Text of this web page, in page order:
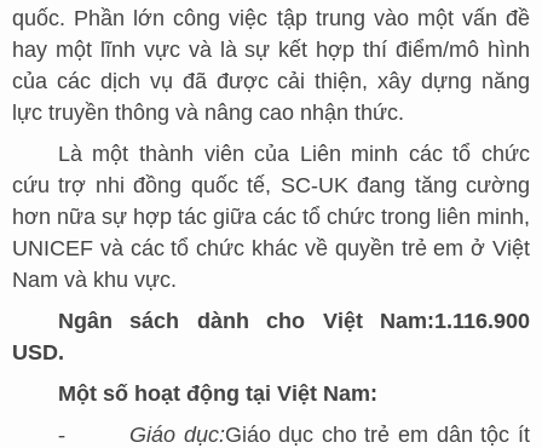
quốc. Phần lớn công việc tập trung vào một vấn đề
hay một lĩnh vực và là sự kết hợp thí điểm/mô hình
của các dịch vụ đã được cải thiện, xây dựng năng
lực truyền thông và nâng cao nhận thức.
Là một thành viên của Liên minh các tổ chức
cứu trợ nhi đồng quốc tế, SC-UK đang tăng cường
hơn nữa sự hợp tác giữa các tổ chức trong liên minh,
UNICEF và các tổ chức khác về quyền trẻ em ở Việt
Nam và khu vực.
Ngân sách dành cho Việt Nam:1.116.900
USD.
Một số hoạt động tại Việt Nam:
-
Giáo dục:Giáo dục cho trẻ em dân tộc ít